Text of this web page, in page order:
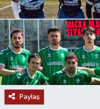
Paylaş
SİYASET
SOSYAL
SPONSORLU YAZI
SPOR